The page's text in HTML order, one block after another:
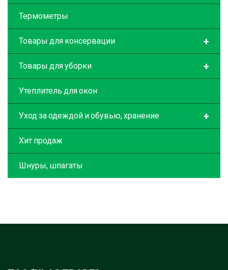
Термометры
+
Товары для консервации
+
Товары для уборки
Утеплитель для окон
+
Уход за одеждой и обувью, хранение
Хит продаж
Шнуры, шпагаты